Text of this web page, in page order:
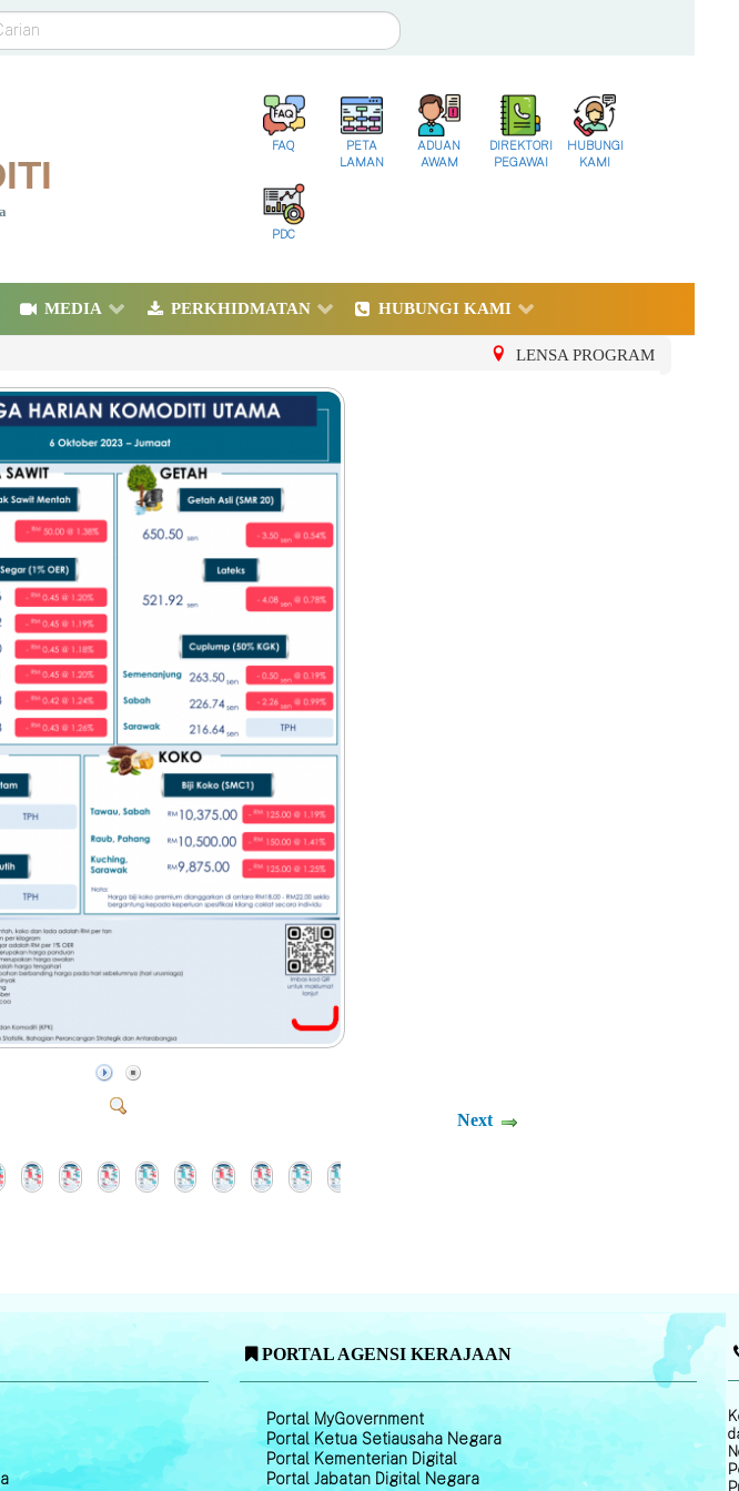
FAQ
PETA
LAMAN
ADUAN
AWAM
DIREKTORI
PEGAWAI
HUBUNGI
KAMI
PDC
MEDIA PERKHIDMATAN HUBUNGI KAMI
LENSA PROGRAM
Next
PORTAL AGENSI KERAJAAN
Portal MyGovernment
Portal Ketua Setiausaha Negara
Portal Kementerian Digital
Portal Jabatan Digital Negara